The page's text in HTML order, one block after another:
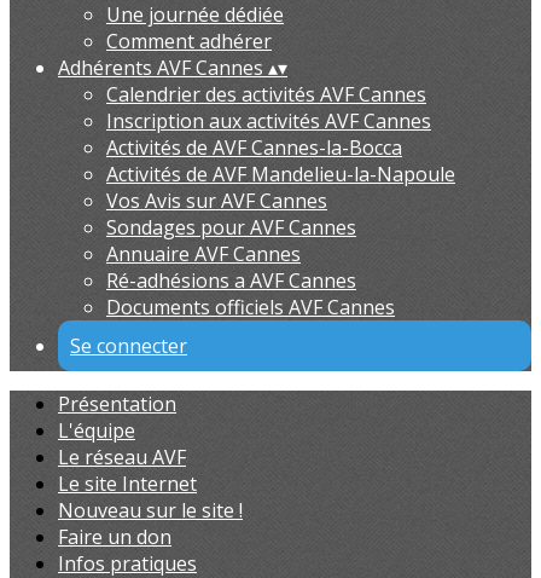
Une journée dédiée
Comment adhérer
Adhérents AVF Cannes ▴▾
Calendrier des activités AVF Cannes
Inscription aux activités AVF Cannes
Activités de AVF Cannes-la-Bocca
Activités de AVF Mandelieu-la-Napoule
Vos Avis sur AVF Cannes
Sondages pour AVF Cannes
Annuaire AVF Cannes
Ré-adhésions a AVF Cannes
Documents officiels AVF Cannes
Se connecter
Présentation
L'équipe
Le réseau AVF
Le site Internet
Nouveau sur le site !
Faire un don
Infos pratiques